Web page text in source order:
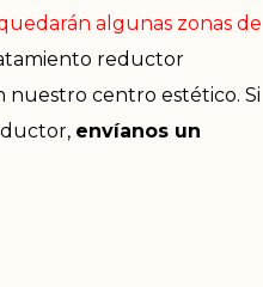
algunas zonas de
reductor
nuestro centro estético. Si
envíanos un